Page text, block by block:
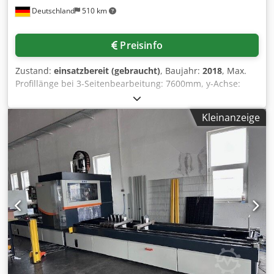
Sägeschnitt- und Aluminiumvorschubraten für maximale
mit Aluminium-Lasermessung und Optimierung für
minimalen Abfall (optional). - Automatischer Etikettendruck
(manuelles Aufbringen von Etiketten, optional). - Inline-
Druck direkt auf das Material, ohne dass ein Bediener
eingreifen muss (optional). - Drucken oder Scannen von
Barcodes oder QR-Codes für die Auftragseingabe
(optional). - Automatische Servopositionierung des
Sägegehrungswinkels bis zu ±75° (optional). Hervorragend
geeignet für: - Herstellung von Aluminiumschüttgut -
Herstellung von Aluminiumkonstruktionen auf Gehrung -
Herstellung von Fenstern und Türen - Herstellung von
Jalousien, Rollläden und Möbeln - Herstellung von
Aluminium-Fertigteilen - Herstellung von
Aluminiumfassaden Djdpfx Aisl Sm Elotsck Modell: A700
Länge: 3 m Material Länge: 1680 mm Schubkraft: 20 - 40 kg
Software: Optimierer QUALITÄTSMASCHINEN AUS
AUSTRALISCHER PRODUKTION.
Deutschland 510 km
Preisinfo
Zustand: einsatzbereit (gebraucht), Baujahr: 2018, Max.
Profillänge bei 3-Seitenbearbeitung: 7600mm, y-Achse:
845mm, z-Achse: 620mm, max. Verfahrgeschwindigkeit x-
Achse: 63m/min, max. Verfahrgeschwindigkeit y-Achse:
60m/min, max. Verfahrgeschwindigkeit z-Achse: 60m/min,
Schwenkbereich A-Achse: -90°, 0°, +90°, max.
Spindeldrehzahl: 24.000/min, Spindelleistung: 11kW S1,
Bearbeitungsrichtung: oben/vorne/hinten/links/rechts,
Positioniergenauigkeit: 0,1mm/m, Werkzeugaufnahme:
HSK-63F, Scheibenfräserdurchmesser: 120mm,
Sägeblattdurchmesser: 180mm, Software: eluCam,
Anschlussleistung: 30kVA, Druckluftanschluss: 7bar,
Druckluftverbrauch: ca. 180l/min, Länge: 10.775mm,
Breite: 3430mm, Höhe: 2950mm, Gewicht: 4,9t,
Betriebsstundenstand: 1550h, Standby: 6300h. Zubehör:
Längenmessung für Profilstab, Werkzeughalterset HSK-63F,
Kleinanzeige